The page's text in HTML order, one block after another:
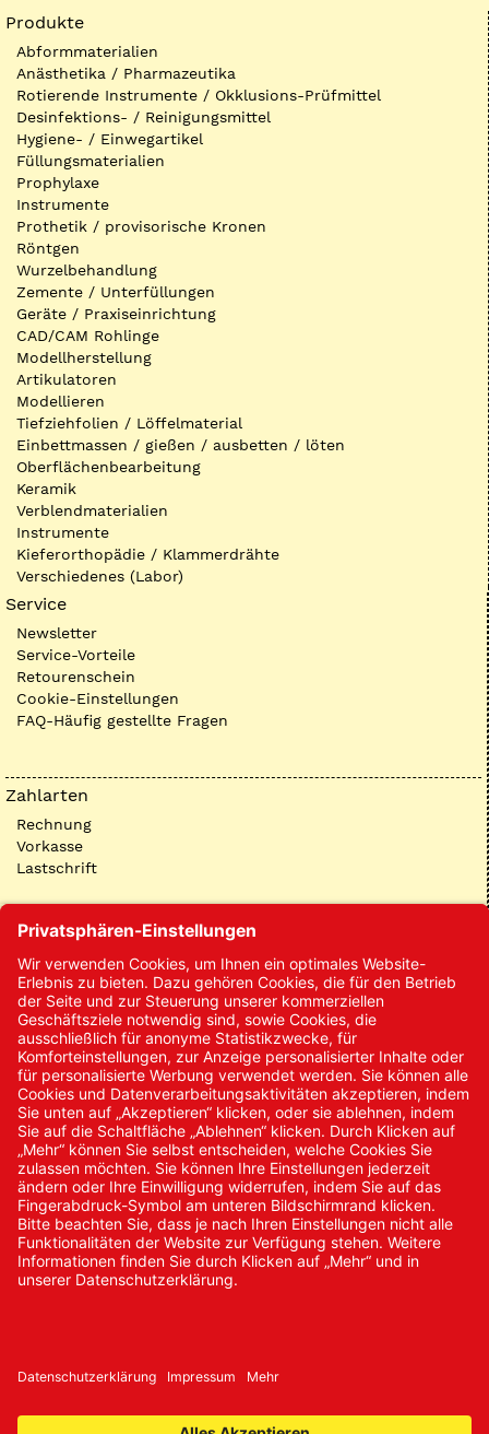
Produkte
Abformmaterialien
Anästhetika / Pharmazeutika
Rotierende Instrumente / Okklusions-Prüfmittel
Desinfektions- / Reinigungsmittel
Hygiene- / Einwegartikel
Füllungsmaterialien
Prophylaxe
Instrumente
Prothetik / provisorische Kronen
Röntgen
Wurzelbehandlung
Zemente / Unterfüllungen
Geräte / Praxiseinrichtung
CAD/CAM Rohlinge
Modellherstellung
Artikulatoren
Modellieren
Tiefziehfolien / Löffelmaterial
Einbettmassen / gießen / ausbetten / löten
Oberflächenbearbeitung
Keramik
Verblendmaterialien
Instrumente
Kieferorthopädie / Klammerdrähte
Verschiedenes (Labor)
Service
Newsletter
Service-Vorteile
Retourenschein
Cookie-Einstellungen
FAQ-Häufig gestellte Fragen
Zahlarten
Rechnung
Vorkasse
Lastschrift
Kontakt
Kontakt/Anfrage
Neukundenanmeldung
Kennwort vergessen
Bestellungen
Sendung verfolgen
© 2024 Promed Vertriebsgesellschaft mbH | Alle Rechte
* Alle Preise zzgl. gesetzlicher Mehrwertsteuer